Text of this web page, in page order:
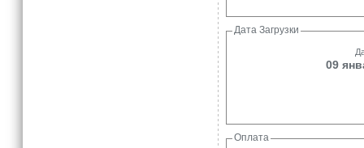
Дата Загрузки
09
Оплата